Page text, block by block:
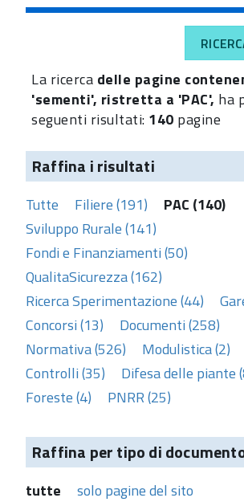
La ricerca delle pagine
'sementi', ristretta a 'PAC', ha
seguenti risultati: 140 pagine
Raffina i risultati
Tutte Filiere (191)
PAC (140)
Sviluppo Rurale (141)
Fondi e Finanziamenti (50)
QualitaSicurezza (162)
Ricerca Sperimentazione (44)
Concorsi (13)
Documenti (258)
Normativa (526)
Modulistica (2)
Controlli (35)
Difesa delle piante
Foreste (4)
PNRR (25)
Raffina per tipo di
tutte
solo pagine del sito